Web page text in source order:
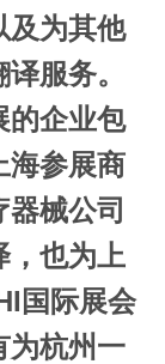
及为其他
服务。
的企业包
海参展商
械公司
，也为上
国际展会
为杭州一